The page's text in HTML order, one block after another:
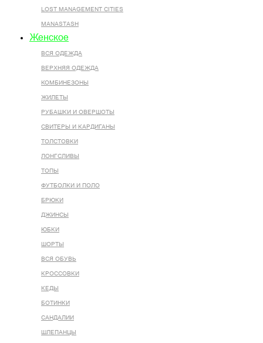
LOST MANAGEMENT CITIES
MANASTASH
Женское
ВСЯ ОДЕЖДА
ВЕРХНЯЯ ОДЕЖДА
КОМБИНЕЗОНЫ
ЖИЛЕТЫ
РУБАШКИ И ОВЕРШОТЫ
СВИТЕРЫ И КАРДИГАНЫ
ТОЛСТОВКИ
ЛОНГСЛИВЫ
ТОПЫ
ФУТБОЛКИ И ПОЛО
БРЮКИ
ДЖИНСЫ
ЮБКИ
ШОРТЫ
ВСЯ ОБУВЬ
КРОССОВКИ
КЕДЫ
БОТИНКИ
САНДАЛИИ
ШЛЕПАНЦЫ